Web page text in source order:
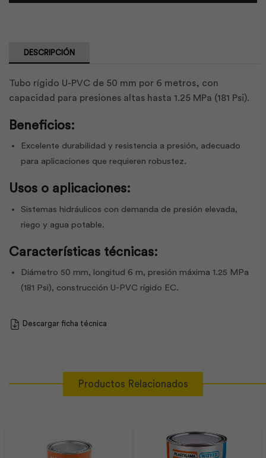
DESCRIPCIÓN
Tubo rígido U-PVC de 50 mm por 6 metros, con
capacidad para presiones altas hasta 1.25 MPa (181 Psi).
Beneficios:
Excelente durabilidad y resistencia a presión, adecuado
para aplicaciones que requieren robustez.
Usos o aplicaciones:
Sistemas hidráulicos con demanda de presión elevada,
riego y agua potable.
Características técnicas:
Diámetro 50 mm, longitud 6 m, presión máxima 1.25 MPa
(181 Psi), construcción U-PVC rígido EC.
Descargar ficha técnica
Productos Relacionados